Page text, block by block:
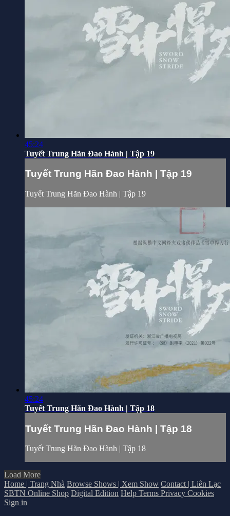
45:24
Tuyết Trung Hãn Đao Hành | Tập 19
Tuyết Trung Hãn Đao Hành | Tập 19
Tuyết Trung Hãn Đao Hành | Tập 19
45:24
Tuyết Trung Hãn Đao Hành | Tập 18
Tuyết Trung Hãn Đao Hành | Tập 18
Tuyết Trung Hãn Đao Hành | Tập 18
Load More
Home | Trang Nhà Browse Shows | Xem Show Contact | Liên Lạc
SBTN Online Shop Digital Edition Help Terms Privacy Cookies
Sign in